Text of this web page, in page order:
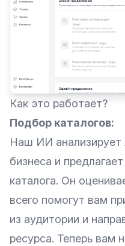
Как это работает?
Подбор каталогов:
Наш ИИ анализирует
бизнеса и
каталога. Он
всего помогут вам
из аудитории и
ресурса. Теперь вам